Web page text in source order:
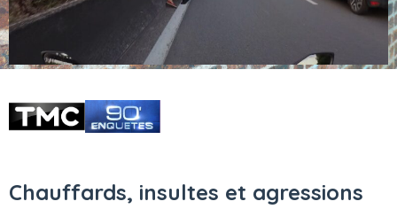
Chauffards, insultes et agressions